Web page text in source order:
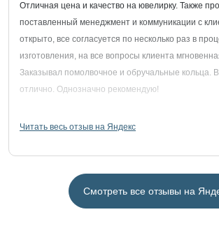
Отличная цена и качество на ювелирку. Также
поставленный менеджмент и коммуникации с
открыто, все согласуется по несколько раз в
изготовления, на все вопросы клиента
Заказывал помолвочное и обручальные кольца.
отлично. Однозначно рекомендую!
Читать весь отзыв на Яндекс
Смотреть все отзывы на